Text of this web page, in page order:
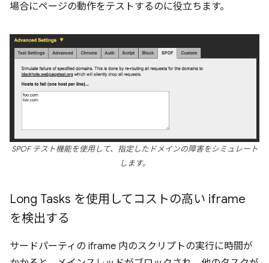
場合にページの動作をテストするのに役立ちます。
SPOF テスト機能を使用して、指定したドメインの障害をシミュレート
します。
Long Tasks を使用してコストの高い iframe
を検出する
サードパーティの iframe 内のスクリプトの実行に時間が